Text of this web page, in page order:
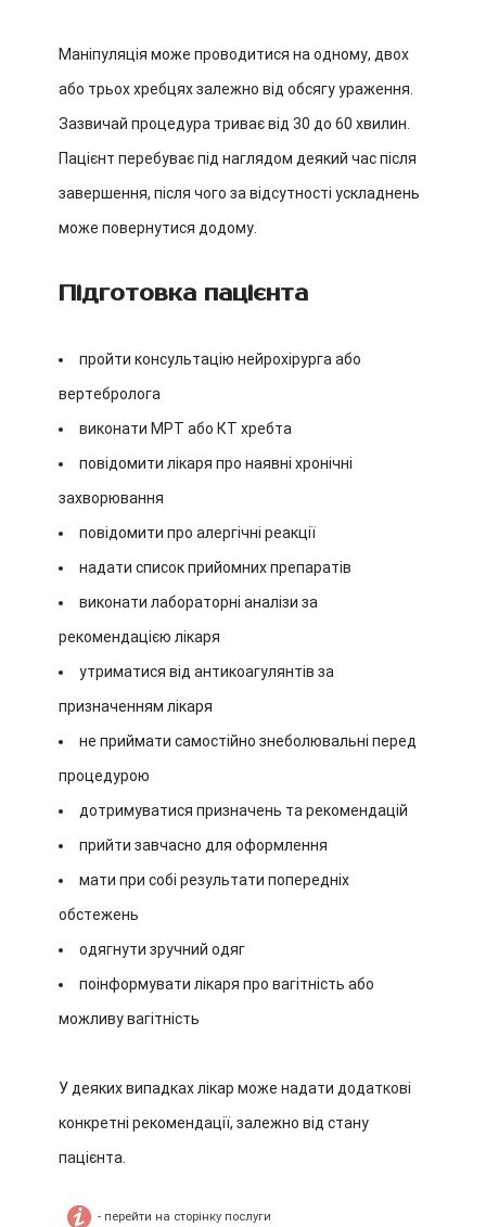
Маніпуляція може проводитися на одному, двох
або трьох хребцях залежно від обсягу ураження.
Зазвичай процедура триває від 30 до 60 хвилин.
Пацієнт перебуває під наглядом деякий час після
завершення, після чого за відсутності ускладнень
може повернутися додому.
Підготовка пацієнта
пройти консультацію нейрохірурга або
вертебролога
виконати МРТ або КТ хребта
повідомити лікаря про наявні хронічні
захворювання
повідомити про алергічні реакції
надати список прийомних препаратів
виконати лабораторні аналізи за
рекомендацією лікаря
утриматися від антикоагулянтів за
призначенням лікаря
не приймати самостійно знеболювальні перед
процедурою
дотримуватися призначень та рекомендацій
прийти завчасно для оформлення
мати при собі результати попередніх
обстежень
одягнути зручний одяг
поінформувати лікаря про вагітність або
можливу вагітність
У деяких випадках лікар може надати додаткові
конкретні рекомендації, залежно від стану
пацієнта.
- перейти на сторінку послуги